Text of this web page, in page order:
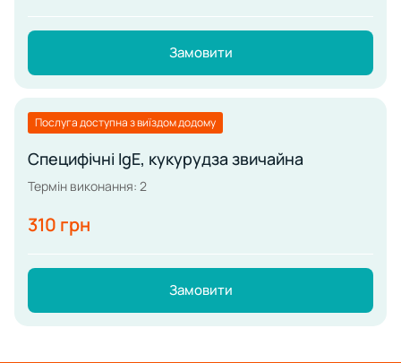
Замовити
Послуга доступна з виїздом додому
Специфічні IgE, кукурудза звичайна
Термін виконання: 2
310 грн
Замовити